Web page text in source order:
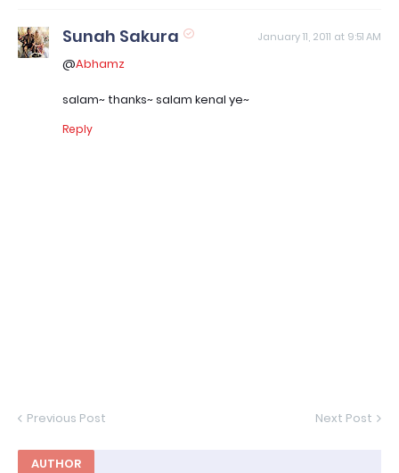
Sunah Sakura January 11, 2011 at 9:51 AM
@Abhamz
salam~ thanks~ salam kenal ye~
Reply
Previous Post Next Post
AUTHOR